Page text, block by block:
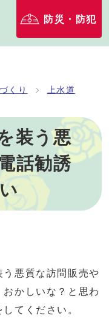
防災・防犯
くり 上水道
装う悪
話勧誘
悪質な訪問販売や
かしいな？と思わ
てください。